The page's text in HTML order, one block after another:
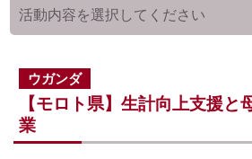
ウガンダ
【モロト県】生計向上支援と
業